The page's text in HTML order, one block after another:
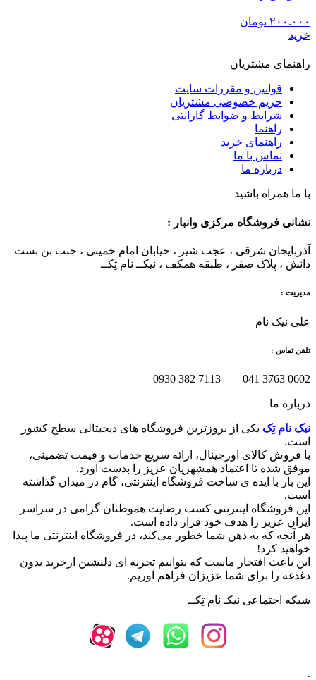
۲۰۰.۰۰۰ تومان
خرید
راهنمای مشتریان
قوانین و مقررات سایت
حریم خصوصی مشتریان
شرایط و ضوابط گارانتی
راهنما
راهنمای خرید
تماس با ما
درباره ما
با ما همراه باشید
نشانی فروشگاه مرکزی وانبار :
آذربایجان شرقی ، عجب شیر ، خیابان امام خمینی ، جنب بن بست
دانش ، پلاک صفر ، طبقه همکف ، نیکــ نام تِکــ
مدیریت :
علی نیک نام
تلفن تماس :
0602 3763 041 | 7113 382 0930
درباره ما
نیک نام تِک یکی از بروزترین فروشگاه های دیجیتالی سطح کشور
است.
با فروش کالای اورجینال، ارائه سریع خدمات و قیمت تضمینی،
موفق شده تا اعتماد همشهریان عزیز را بدست آورد.
این بار با ایده ی ساخت فروشگاه اینترنتی، گام در میدان گذاشته
است.
این فروشگاه اینترنتی کسب رضایت هموطنان گرامی در سراسر
ایران عزیز را هدف خود قرار داده است.
هر آنچه که به ذهن شما خطور می‌کند، در فروشگاه اینترنتی ما پیدا
خواهید کرد!
این باعث افتخار ماست که بتوانیم تجربه ای دلنشین ازخرید بدون
دغدغه را برای شما عزیزان فراهم آوریم.
شبکه‌ اجتماعی نیکـ نام تِکــ
.